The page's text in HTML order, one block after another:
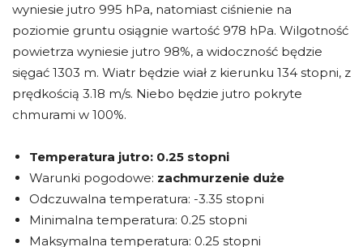
wyniesie jutro 995 hPa, natomiast ciśnienie na
poziomie gruntu osiągnie wartość 978 hPa. Wilgotność
powietrza wyniesie jutro 98%, a widoczność będzie
sięgać 1303 m. Wiatr będzie wiał z kierunku 134 stopni, z
prędkością 3.18 m/s. Niebo będzie jutro pokryte
chmurami w 100%.
Temperatura jutro: 0.25 stopni
Warunki pogodowe: zachmurzenie duże
Odczuwalna temperatura: -3.35 stopni
Minimalna temperatura: 0.25 stopni
Maksymalna temperatura: 0.25 stopni